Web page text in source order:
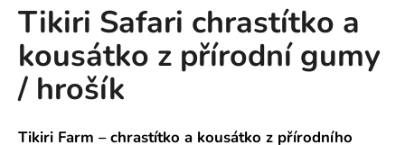
produktu
je
0,0
z
5
hvězdiček.
Tikiri Safari chrastítko a
kousátko z přírodní gumy
/ hrošík
Tikiri Farm – chrastítko a kousátko z přírodního
D
o
o